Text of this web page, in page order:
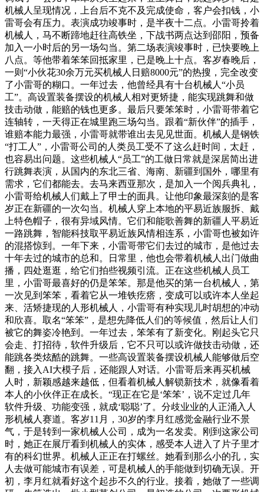
机械人呈现情况，上台后不克不及完成使命，客户会扣钱，小
雷哥会有压力。表演成功竣事时，是半夜十二点。小雷哥拎着
机械人，马不断蹄地赶往高铁坐，下战书两点达到邵阳，预备
加入一小时后的另一场勾当。第二场表演竣事时，已快要晚上
八点。等他带着笨笨回抵家里，已是晚上十点。客岁春晚后，
一则“小伙花30余万元买机械人日赔8000元”的热搜，完全改变
了小雷哥的糊口。一年过去，他曾经具有十台机械人“小员
工”。高设置装备摆设的机械人相对更矫捷，能实现跳舞和做
技击动做，能赔的钱也更多。最后只要笨笨时，小雷哥带着它
连轴转，一天得正在城里跑三场勾当。跟着“新伙伴”的插手，
谁赔本能力最强，小雷哥就带谁出去见见世面。机械人是钢铁
“打工人”，小雷哥公司的人类员工受不了这么赶时间，太赶，
也容易出问题。这些机械人“员工”的工做日常就是深居简出进
行跳舞表演，从国内的东北三省、海南、新疆到国外，哪里有
需求，它们都能去。去马来西亚那次，是加入一个阅兵典礼，
小雷哥给机械人们戴上了甲士的面具。让他印象最深刻的是客
岁正在新疆的一次勾当。机械人穿上本地的平易近族服拆、戴
上特色帽子，很有异域风情。它们和能歌善舞的新疆人平易近
一路跳舞，智能科技取平易近族风情相连系，小雷哥也被如许
的混搭惊到。一年下来，小雷哥带它们去过的城市，是他过去
十年去过的城市的总和。日常里，他也会带着机械人出门做曲
播，四处逛逛，给它们拍些视频引流。正在这些机械人员工
里，小雷哥最喜好的仍是笨笨。那是他买的第一台机械人，第
一次见到笨笨，看着它从一堆铁疙瘩，变成可以或许本人坐起
来、活矫捷现的人形机械人，小雷哥有种实现儿时胡想的冲动
和欣喜。取名“笨笨”，是想先降低人们的等候值，然后让人们
被它的舞姿冷艳到。一年过去，笨笨有了新变化。刚起头它只
会走、打招待，软件升级后，它不只可以或许做技击动做，还
能跳各类炫酷的跳舞。一些高设置装备摆设机械人能够做后空
翻，接入AI大模子后，还能跟人对话。小雷哥后来再买机械
人时，新颖感越来越低，但看着机械人解锁新技术，就像看着
本人的小伙伴正在成长。“现正在它是‘笨笨’，说不定过几年
软件升级、功能变强，就成‘聪聪’了。分歧业业的人正涌入人
形机械人赛道。客岁11月，30岁的李月红感觉金融行业不景
气，于是转到一家机械人公司，成为一名发卖。刚到这家公司
时，她正在展厅看到机械人的实体，感受本人进入了片子里才
有的科幻世界。机械人正正在打螺丝。她看到那么小的孔，实
人去做可能城市有误差，可是机械人的手能做到切确无误。开
初，李月红就看好这个起步不久的行业。接着，她做了一些调